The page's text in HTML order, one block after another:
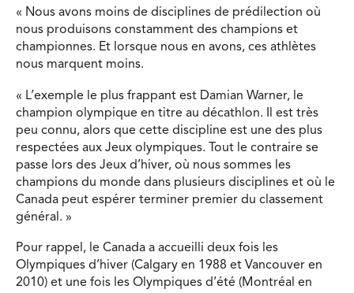
« Nous avons moins de disciplines de prédilection où
nous produisons constamment des champions et
championnes. Et lorsque nous en avons, ces athlètes
nous marquent moins.
« L’exemple le plus frappant est Damian Warner, le
champion olympique en titre au décathlon. Il est très
peu connu, alors que cette discipline est une des plus
respectées aux Jeux olympiques. Tout le contraire se
passe lors des Jeux d’hiver, où nous sommes les
champions du monde dans plusieurs disciplines et où le
Canada peut espérer terminer premier du classement
général. »
Pour rappel, le Canada a accueilli deux fois les
Olympiques d’hiver (Calgary en 1988 et Vancouver en
2010) et une fois les Olympiques d’été (Montréal en